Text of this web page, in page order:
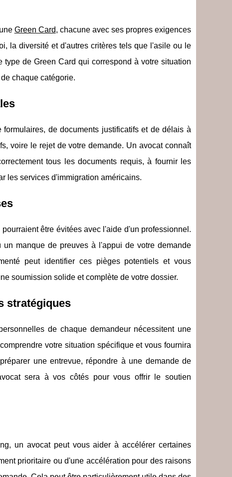
Green Card, chacune avec ses propres exigences
la diversité et d'autres critères tels que l'asile ou le
de Green Card qui correspond à votre situation
chaque catégorie.
de documents justificatifs et de délais à
voire le rejet de votre demande. Un avocat connaît
tous les documents requis, à fournir les
les services d'immigration américains.
être évitées avec l'aide d'un professionnel.
manque de preuves à l'appui de votre demande
peut identifier ces pièges potentiels et vous
soumission solide et complète de votre dossier.
stratégiques
de chaque demandeur nécessitent une
votre situation spécifique et vous fournira
une entrevue, répondre à une demande de
sera à vos côtés pour vous offrir le soutien
un avocat peut vous aider à accélérer certaines
prioritaire ou d'une accélération pour des raisons